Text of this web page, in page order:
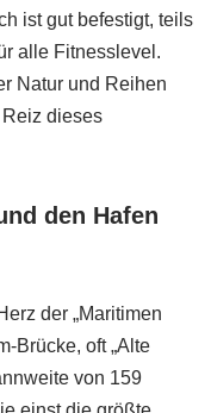
ist gut befestigt, teils
alle Fitnesslevel.
Natur und Rei­h­­en
dieses
den Hafen
der „Maritimen
Brücke, oft „Alte
von 159